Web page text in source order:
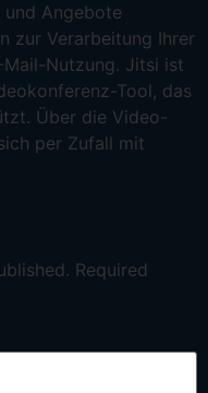
und Angebote
zur Verarbeitung Ihrer
Nutzung. Jitsi ist
Tool, das
Über die Video-
per Zufall mit
Required